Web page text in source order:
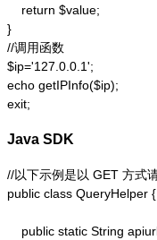
    return $value;
}
//调用函数
$ip='127.0.0.1';
echo getIPInfo($ip);
exit;
Java SDK
//以下示例是以 GET 方式
public class QueryHelper {
public static String